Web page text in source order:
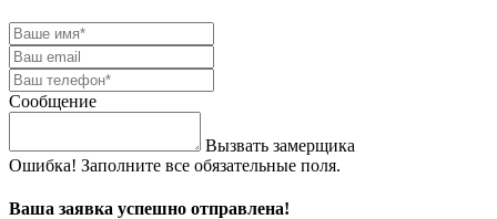
Сообщение
Вызвать замерщика
Ошибка! Заполните все обязательные поля.
Ваша заявка успешно отправлена!